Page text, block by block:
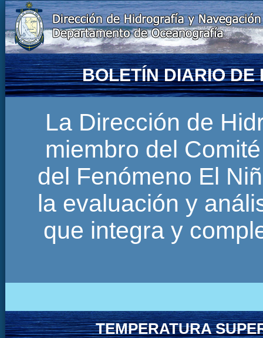
BOLETÍN DIARIO DE
La Dirección de
miembro del
del Fenómeno El
la evaluación y
que integra y
TEMPERATURA